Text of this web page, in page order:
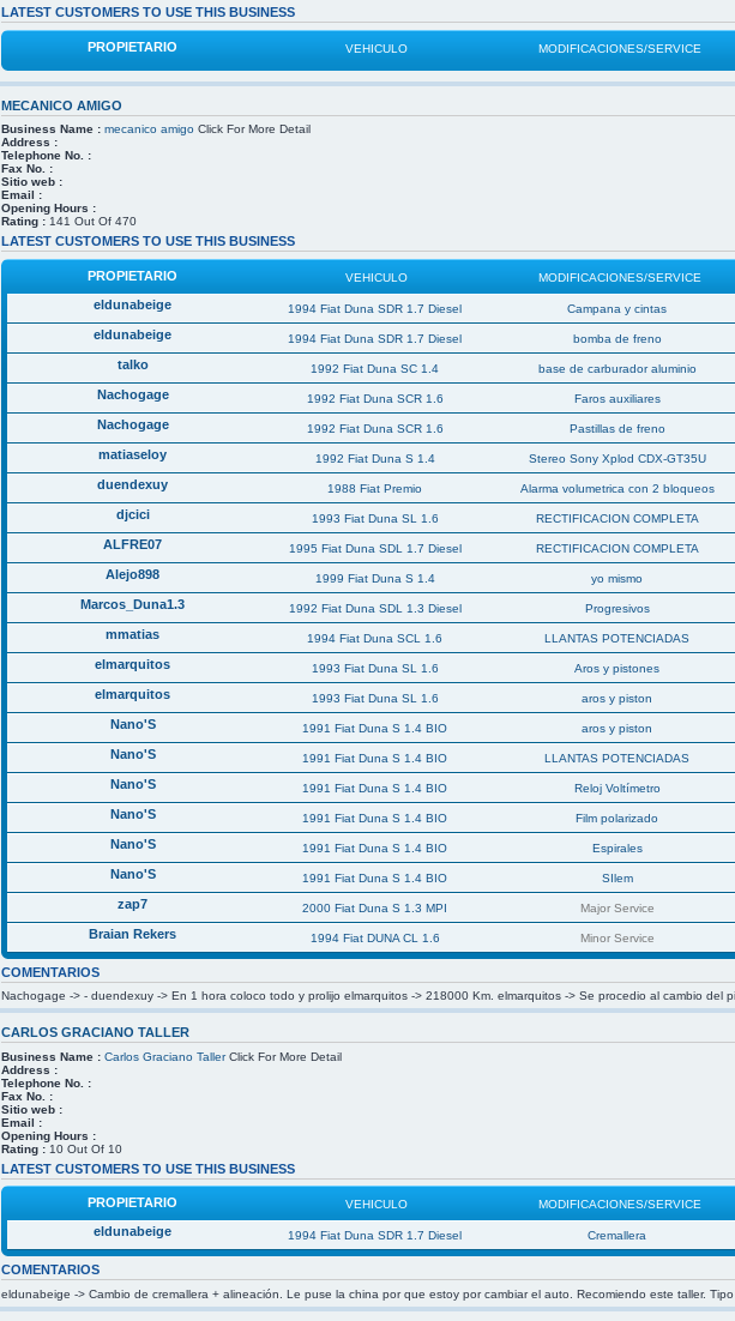
LATEST CUSTOMERS TO USE THIS BUSINESS
PROPIETARIO VEHICULO MODIFICACIONES/SERVICE
MECANICO AMIGO
Business Name : mecanico amigoClick For More Detail
Address :
Telephone No. :
Fax No. :
Sitio web :
Email :
Opening Hours :
Rating : 141 Out Of 470
LATEST CUSTOMERS TO USE THIS BUSINESS
PROPIETARIO VEHICULO MODIFICACIONES/SERVICE
eldunabeige 1994 Fiat Duna SDR 1.7 Diesel Campana y cintas
eldunabeige 1994 Fiat Duna SDR 1.7 Diesel bomba de freno
talko 1992 Fiat Duna SC 1.4 base de carburador aluminio
Nachogage 1992 Fiat Duna SCR 1.6 Faros auxiliares
Nachogage 1992 Fiat Duna SCR 1.6 Pastillas de freno
matiaseloy 1992 Fiat Duna S 1.4 Stereo Sony Xplod CDX-GT35U
duendexuy 1988 Fiat Premio Alarma volumetrica con 2 bloqueos
djcici 1993 Fiat Duna SL 1.6 RECTIFICACION COMPLETA
ALFRE07 1995 Fiat Duna SDL 1.7 Diesel RECTIFICACION COMPLETA
Alejo898 1999 Fiat Duna S 1.4 yo mismo
Marcos_Duna1.3 1992 Fiat Duna SDL 1.3 Diesel Progresivos
mmatias 1994 Fiat Duna SCL 1.6 LLANTAS POTENCIADAS
elmarquitos 1993 Fiat Duna SL 1.6 Aros y pistones
elmarquitos 1993 Fiat Duna SL 1.6 aros y piston
Nano'S 1991 Fiat Duna S 1.4 BIO aros y piston
Nano'S 1991 Fiat Duna S 1.4 BIO LLANTAS POTENCIADAS
Nano'S 1991 Fiat Duna S 1.4 BIO Reloj Voltímetro
Nano'S 1991 Fiat Duna S 1.4 BIO Film polarizado
Nano'S 1991 Fiat Duna S 1.4 BIO Espirales
Nano'S 1991 Fiat Duna S 1.4 BIO SIlem
zap7 2000 Fiat Duna S 1.3 MPI Major Service
Braian Rekers 1994 Fiat DUNA CL 1.6 Minor Service
COMENTARIOS
Nachogage -> - duendexuy -> En 1 hora coloco todo y prolijo elmarquitos -> 218000 Km. elmarquitos -> Se procedio al cambio del
CARLOS GRACIANO TALLER
Business Name : Carlos Graciano TallerClick For More Detail
Address :
Telephone No. :
Fax No. :
Sitio web :
Email :
Opening Hours :
Rating : 10 Out Of 10
LATEST CUSTOMERS TO USE THIS BUSINESS
PROPIETARIO VEHICULO MODIFICACIONES/SERVICE
eldunabeige 1994 Fiat Duna SDR 1.7 Diesel Cremallera
COMENTARIOS
eldunabeige -> Cambio de cremallera + alineación. Le puse la china por que estoy por cambiar el auto. Recomiendo este taller.